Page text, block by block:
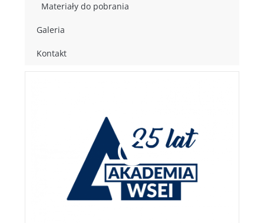
Materiały do pobrania
Galeria
Kontakt